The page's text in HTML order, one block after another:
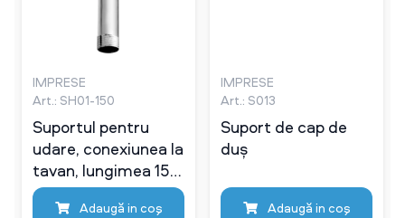
IMPRESE
Art.: SH01-150
Suportul pentru
udare, conexiunea la
tavan, lungimea 150
mm, 1/2
Adaugă in coş
IMPRESE
Art.: S013
Suport de cap de
duș
Adaugă in coş